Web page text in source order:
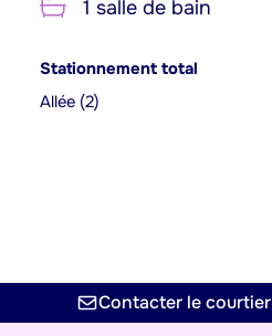
1 salle de bain
Stationnement total
Allée (2)
Contacter le courtier